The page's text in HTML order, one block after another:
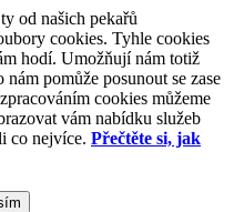
od našich pekařů
cookies. Tyhle cookies
hodí. Umožňují nám totiž
pomůže posunout se zase
cookies můžeme
vám nabídku služeb
co nejvíce. Přečtěte si, jak